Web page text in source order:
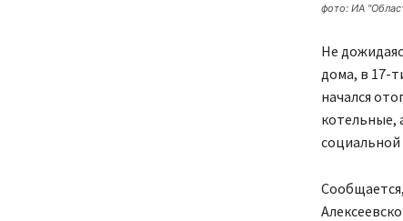
фото: ИА
Не
дома, в 17-
начался
котельные,